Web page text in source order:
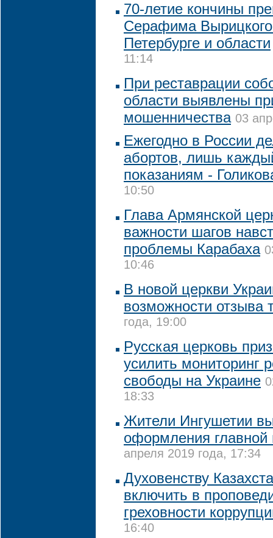
70-летие кончины
Серафима Вырицкого
Петербурге и области
11:14
При реставрации
области выявлены
мошенничества 03
Ежегодно в России
абортов, лишь
показаниям -
10:50
Глава Армянской
важности шагов
проблемы Карабаха
10:46
В новой церкви
возможности отзыва
года, 19:00
Русская церковь
усилить мониторинг
свободы на Украине
18:33
Жители Ингушетии
оформления главной
апреля 2019 года, 17:34
Духовенству
включить в
греховности
16:40